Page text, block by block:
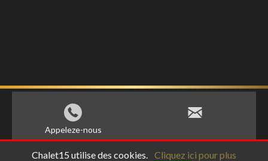
Appeleze-nous
Chalet15 utilise des cookies.
Cliquez ici pour plus